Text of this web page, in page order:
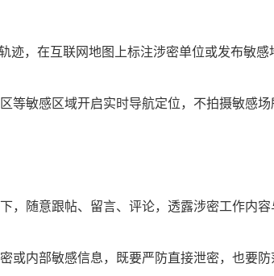
迹，在互联网地图上标注涉密单位或发布敏感
等敏感区域开启实时导航定位，不拍摄敏感场
，随意跟帖、留言、评论，透露涉密工作内容
或内部敏感信息，既要严防直接泄密，也要防